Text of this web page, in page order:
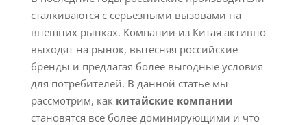
сталкиваются с серьезными вызовами на
внешних рынках. Компании из Китая активно
выходят на рынок, вытесняя российские
бренды и предлагая более выгодные условия
для потребителей. В данной статье мы
рассмотрим, как китайские компании
становятся все более доминирующими и что